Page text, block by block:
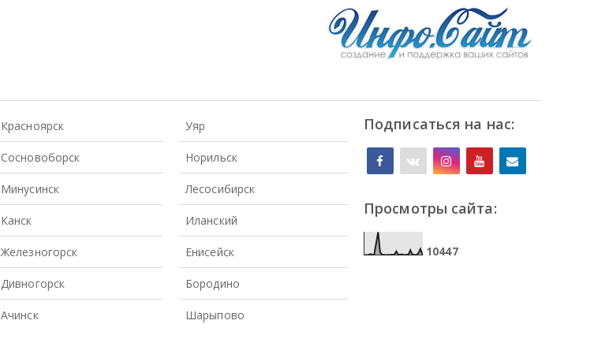
Красноярск
Сосновоборск
Минусинск
Канск
Железногорск
Дивногорск
Ачинск
Уяр
Норильск
Лесосибирск
Иланский
Енисейск
Бородино
Шарыпово
Подписаться на нас:
Просмотры сайта:
10447